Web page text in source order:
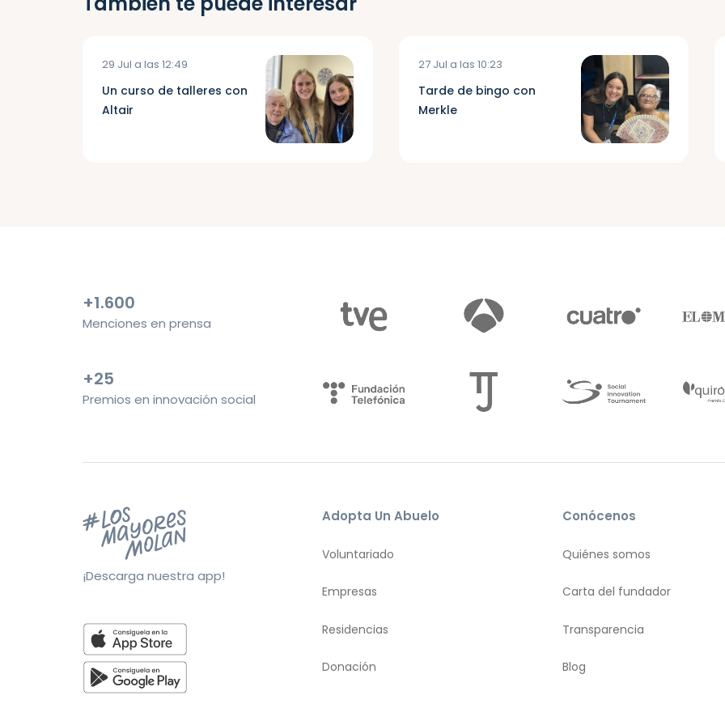
29 Jul a las 12:49
Un curso de talleres con
Altair
27 Jul a las 10:23
Tarde de bingo con
Merkle
+1.600
Menciones en prensa
+25
Premios en innovación social
¡Descarga nuestra app!
Adopta Un Abuelo
Voluntariado
Empresas
Residencias
Donación
Conócenos
Quiénes somos
Carta del fundador
Transparencia
Blog